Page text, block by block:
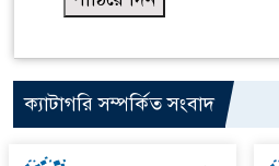
ক্যাটাগরি সম্পর্কিত সংবাদ